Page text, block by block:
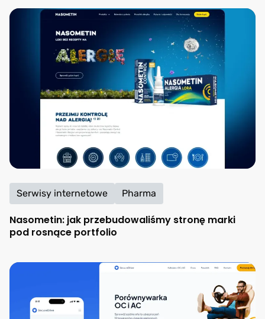
Serwisy internetowe Pharma
Nasometin: jak przebudowaliśmy stronę marki
pod rosnące portfolio